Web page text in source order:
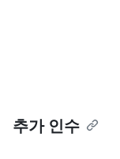
추가 인수